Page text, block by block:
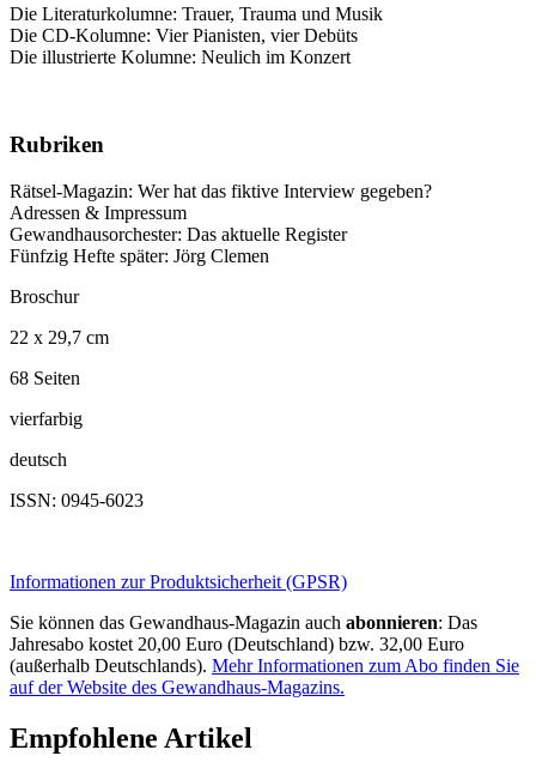
Die Literaturkolumne: Trauer, Trauma und Musik
Die CD-Kolumne: Vier Pianisten, vier Debüts
Die illustrierte Kolumne: Neulich im Konzert
Rubriken
Rätsel-Magazin: Wer hat das fiktive Interview gegeben?
Adressen & Impressum
Gewandhausorchester: Das aktuelle Register
Fünfzig Hefte später: Jörg Clemen
Broschur
22 x 29,7 cm
68 Seiten
vierfarbig
deutsch
ISSN: 0945-6023
Informationen zur Produktsicherheit (GPSR)
Sie können das Gewandhaus-Magazin auch abonnieren: Das
Jahresabo kostet 20,00 Euro (Deutschland) bzw. 32,00 Euro
(außerhalb Deutschlands). Mehr Informationen zum Abo finden Sie
auf der Website des Gewandhaus-Magazins.
Empfohlene Artikel